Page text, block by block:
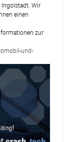
Ingolstadt. Wir
einen
zur
und-